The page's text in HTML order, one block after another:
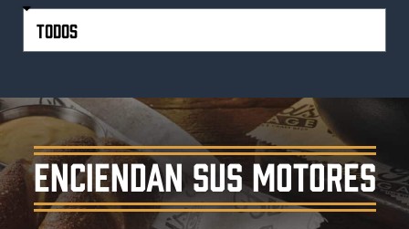
ENCIENDAN SUS MOTORES